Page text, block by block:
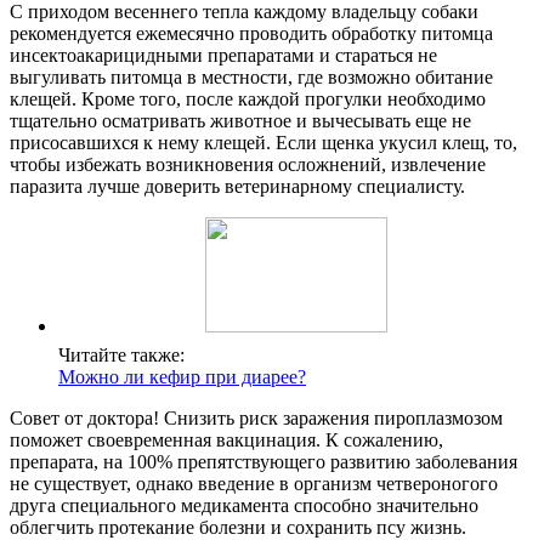
С приходом весеннего тепла каждому владельцу собаки
рекомендуется ежемесячно проводить обработку питомца
инсектоакарицидными препаратами и стараться не
выгуливать питомца в местности, где возможно обитание
клещей. Кроме того, после каждой прогулки необходимо
тщательно осматривать животное и вычесывать еще не
присосавшихся к нему клещей. Если щенка укусил клещ, то,
чтобы избежать возникновения осложнений, извлечение
паразита лучше доверить ветеринарному специалисту.
Читайте также:
Можно ли кефир при диарее?
Совет от доктора! Снизить риск заражения пироплазмозом
поможет своевременная вакцинация. К сожалению,
препарата, на 100% препятствующего развитию заболевания
не существует, однако введение в организм четвероногого
друга специального медикамента способно значительно
облегчить протекание болезни и сохранить псу жизнь.